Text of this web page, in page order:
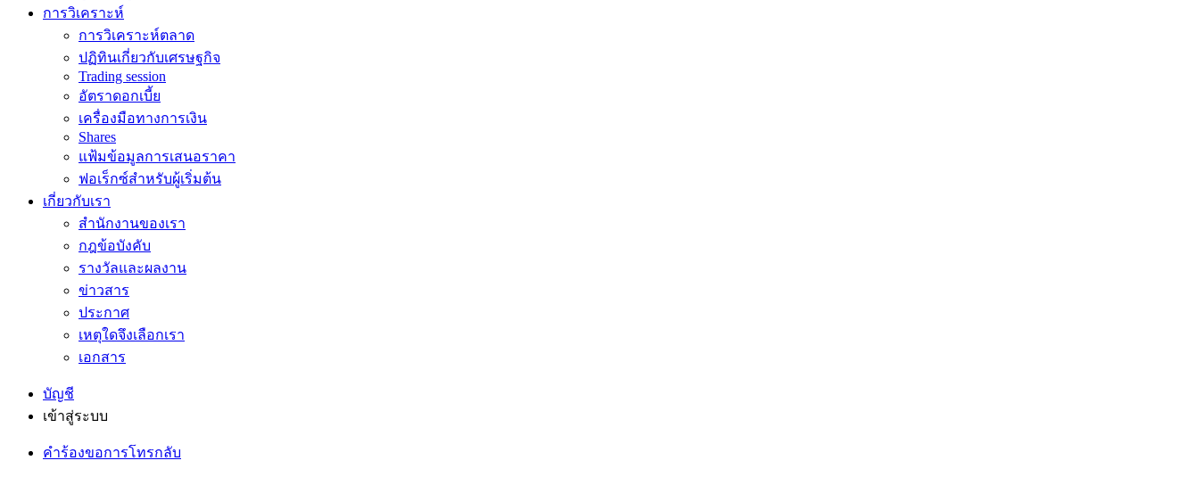
การวิเคราะห์
การวิเคราะห์ตลาด
ปฏิทินเกี่ยวกับเศรษฐกิจ
Trading session
อัตราดอกเบี้ย
เครื่องมือทางการเงิน
Shares
แฟ้มข้อมูลการเสนอราคา
ฟอเร็กซ์สำหรับผู้เริ่มต้น
เกี่ยวกับเรา
สำนักงานของเรา
กฎข้อบังคับ
รางวัลและผลงาน
ข่าวสาร
ประกาศ
เหตุใดจึงเลือกเรา
เอกสาร
บัญชี
เข้าสู่ระบบ
คำร้องขอการโทรกลับ